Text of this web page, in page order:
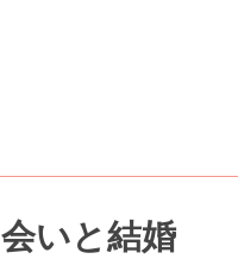
いと結婚